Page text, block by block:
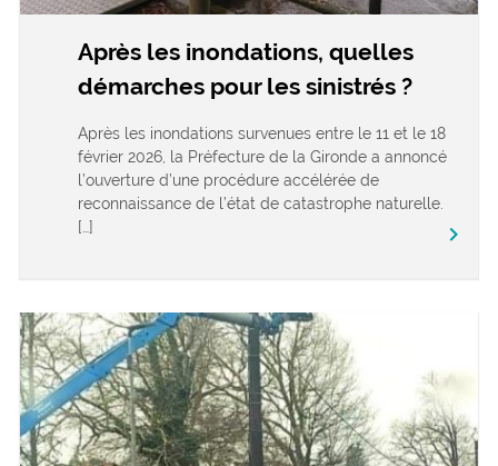
Après les inondations, quelles
démarches pour les sinistrés ?
Après les inondations survenues entre le 11 et le 18
février 2026, la Préfecture de la Gironde a annoncé
l’ouverture d’une procédure accélérée de
reconnaissance de l’état de catastrophe naturelle.
[…]
keyboard_arrow_right